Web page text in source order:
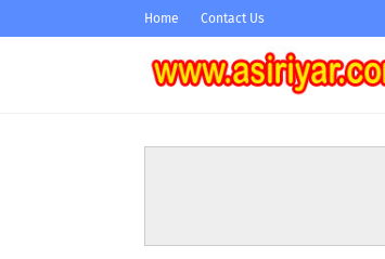
Home Contact Us